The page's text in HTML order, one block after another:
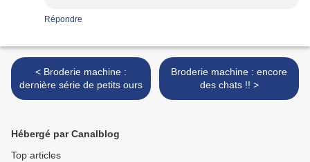
Répondre
< Broderie machine :
dernière série de petits ours
Broderie machine : encore
des chats !! >
Hébergé par Canalblog
Top articles